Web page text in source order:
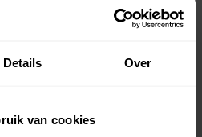
Details Over
van cookies